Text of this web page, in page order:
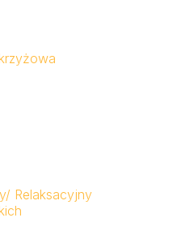
Relaksacyjny